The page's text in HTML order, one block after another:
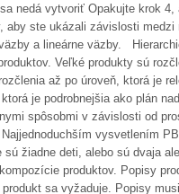
nedá vytvoriť Opakujte krok
aby ste ukázali závislosti
a lineárne väzby.
Veľké produkty sú
až po úroveň, ktorá je
je podrobnejšia ako plán
spôsobmi v závislosti od
vysvetlením
sú žiadne deti, alebo sú dvaja
produktov. Popisy
sa vyžaduje. Popisy